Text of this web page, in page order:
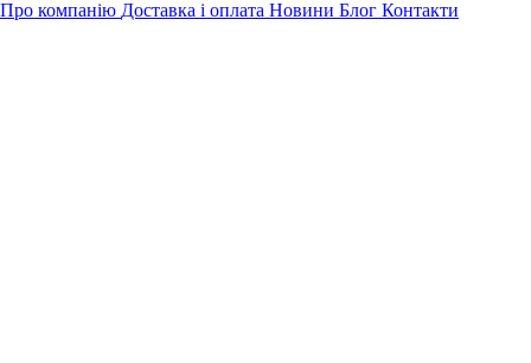
Про компанію Доставка і оплата Новини Блог Контакти